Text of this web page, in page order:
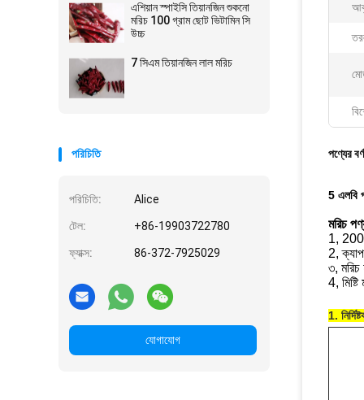
এশিয়ান স্পাইসি তিয়ানজিন শুকনো
মরিচ 100 গ্রাম ছোট ভিটামিন সি
উচ্চ
7 সিএম তিয়ানজিন লাল মরিচ
পরিচিতি
পরিচিতি: Alice
টেল: +86-19903722780
ফ্যাক্স: 86-372-7925029
যোগাযোগ
পণ্যের
5 এলবি
মরিচ
1, 200
2,
৩, মরিচ
4,
1.